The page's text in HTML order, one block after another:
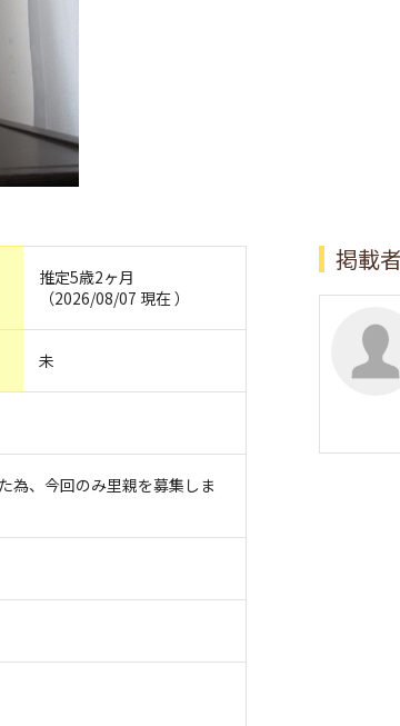
推定5歳2ヶ月
（2026/08/07 現在 ）
未
為、今回のみ里親を募集しま
掲載者